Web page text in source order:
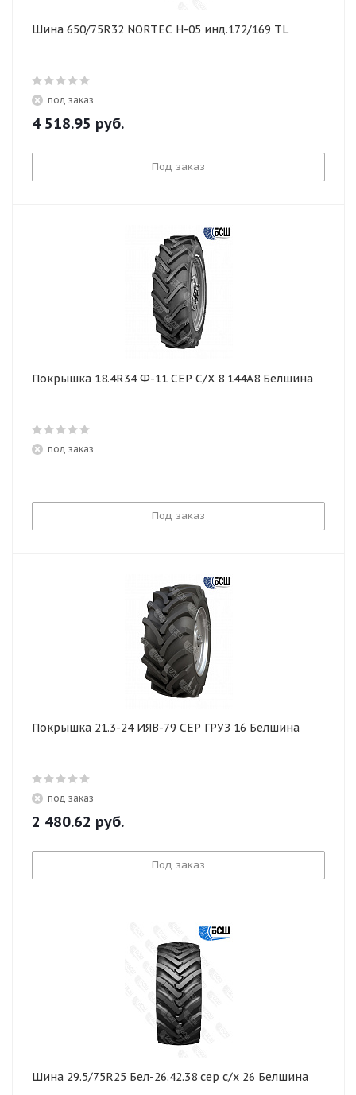
Шина 650/75R32 NORTEC Н-05 инд.172/169 TL
под заказ
4 518.95 руб.
Под заказ
Покрышка 18.4R34 Ф-11 СЕР С/Х 8 144А8 Белшина
под заказ
Под заказ
Покрышка 21.3-24 ИЯВ-79 СЕР ГРУЗ 16 Белшина
под заказ
2 480.62 руб.
Под заказ
Шина 29.5/75R25 Бел-26.42.38 сер с/х 26 Белшина